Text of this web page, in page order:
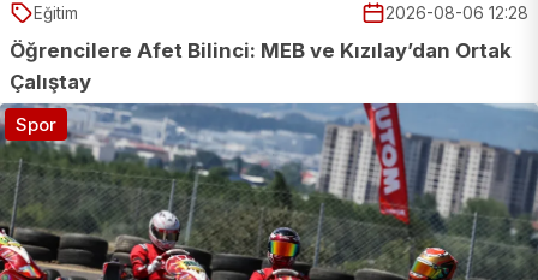
Eğitim 2026-08-06 12:28
Öğrencilere Afet Bilinci: MEB ve Kızılay’dan Ortak
Çalıştay
Spor